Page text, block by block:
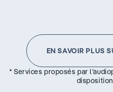
EN SAVOIR PLUS
* Services proposés par